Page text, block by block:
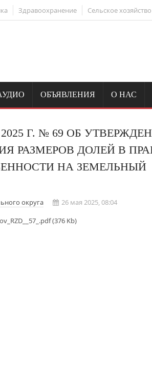
Здравоохранение Сельское хозяйство
ОБЪЯВЛЕНИЯ О НАС
Г. № 69 ОБ
РАЗМЕРОВ ДОЛЕЙ В
НА ЗЕМЕЛЬНЫЙ
округа
26 мая 2025, 08:04
(376 Kb)